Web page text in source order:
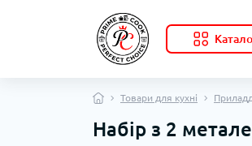
Товари для кухні
Набір з 2